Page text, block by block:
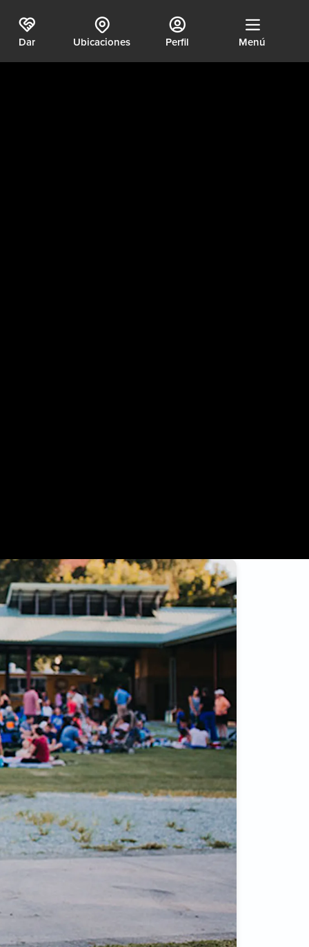
Menú
Perfil
Ubicaciones
Dar